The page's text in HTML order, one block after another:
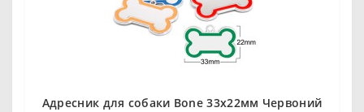
Адресник для собаки Bone 33x22мм Червоний